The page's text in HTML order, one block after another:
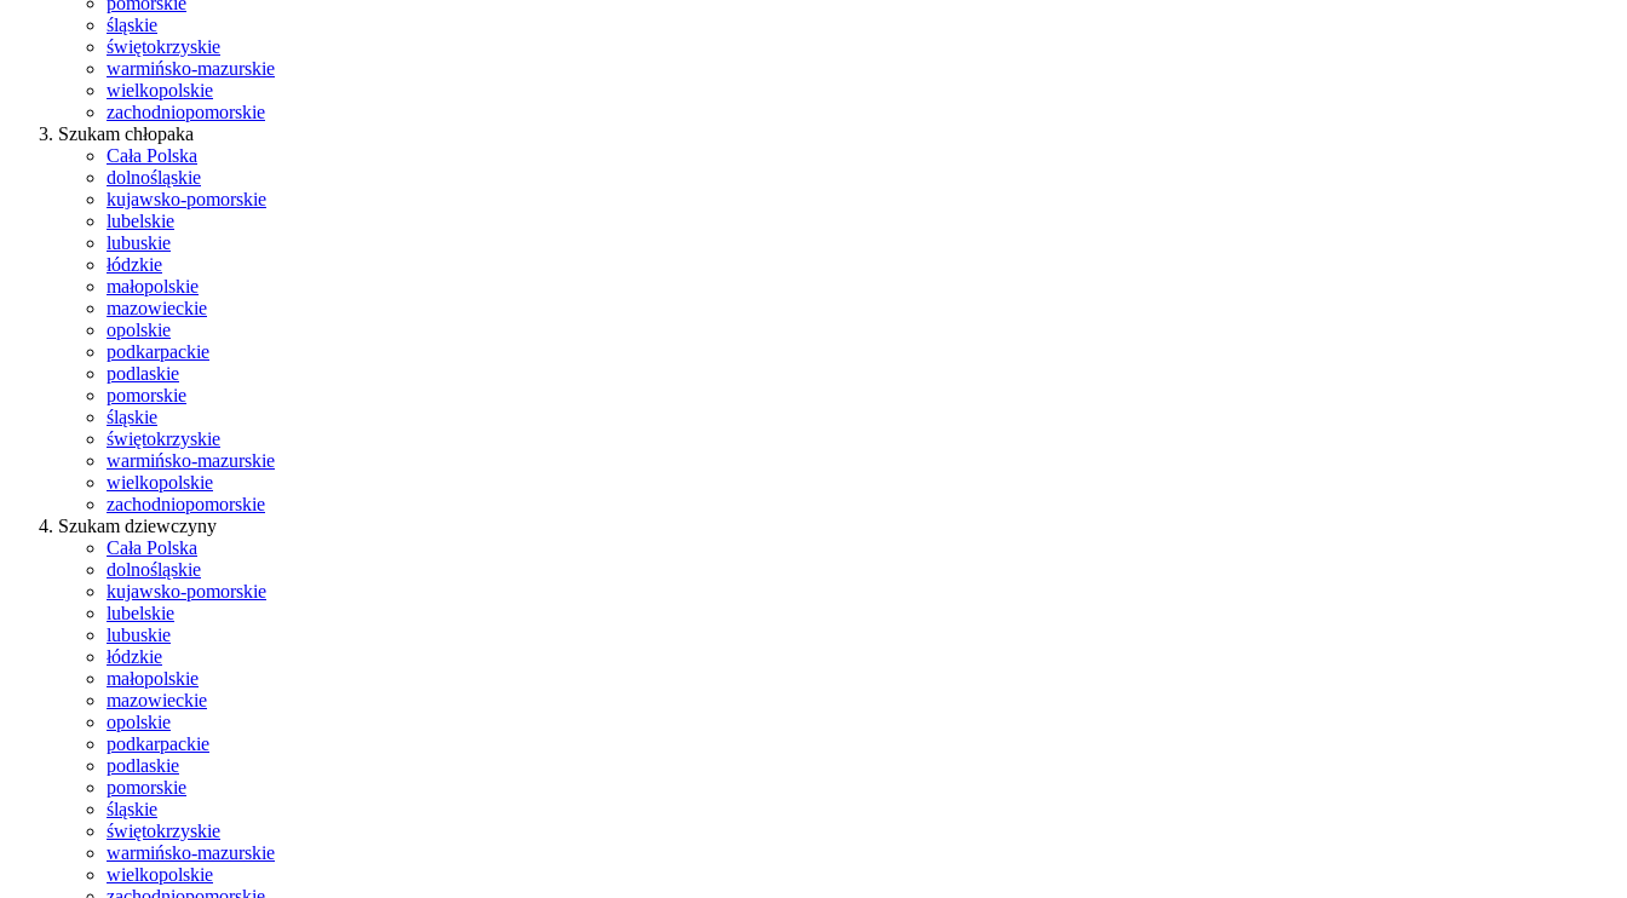
śląskie
świętokrzyskie
warmińsko-mazurskie
wielkopolskie
zachodniopomorskie
Szukam chłopaka
Cała Polska
dolnośląskie
kujawsko-pomorskie
lubelskie
lubuskie
łódzkie
małopolskie
mazowieckie
opolskie
podkarpackie
podlaskie
pomorskie
śląskie
świętokrzyskie
warmińsko-mazurskie
wielkopolskie
zachodniopomorskie
Szukam dziewczyny
Cała Polska
dolnośląskie
kujawsko-pomorskie
lubelskie
lubuskie
łódzkie
małopolskie
mazowieckie
opolskie
podkarpackie
podlaskie
pomorskie
śląskie
świętokrzyskie
warmińsko-mazurskie
wielkopolskie